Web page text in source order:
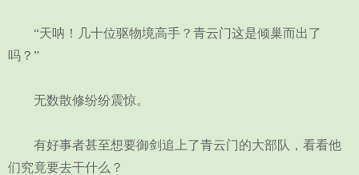
“天呐！几十位驱物境高手？青云门这是倾巢而出了
吗？”
无数散修纷纷震惊。
有好事者甚至想要御剑追上了青云门的大部队，看看他
们究竟要去干什么？